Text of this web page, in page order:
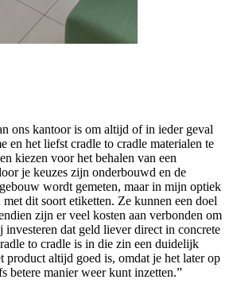
ons kantoor is om altijd of in ieder geval
en het liefst cradle to cradle materialen te
kiezen voor het behalen van een
je keuzes zijn onderbouwd en de
wordt gemeten, maar in mijn optiek
dit soort etiketten. Ze kunnen een doel
zijn er veel kosten aan verbonden om
investeren dat geld liever direct in concrete
to cradle is in die zin een duidelijk
product altijd goed is, omdat je het later op
betere manier weer kunt inzetten.”